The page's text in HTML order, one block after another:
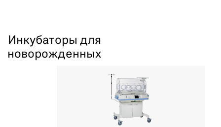
Инкубаторы для
новорожденных